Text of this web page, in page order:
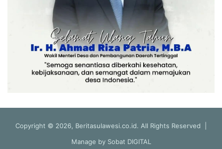
Copyright © 2026, Beritasulawesi.co.id. All Rights Reserved |
Manage by Sobat DIGITAL